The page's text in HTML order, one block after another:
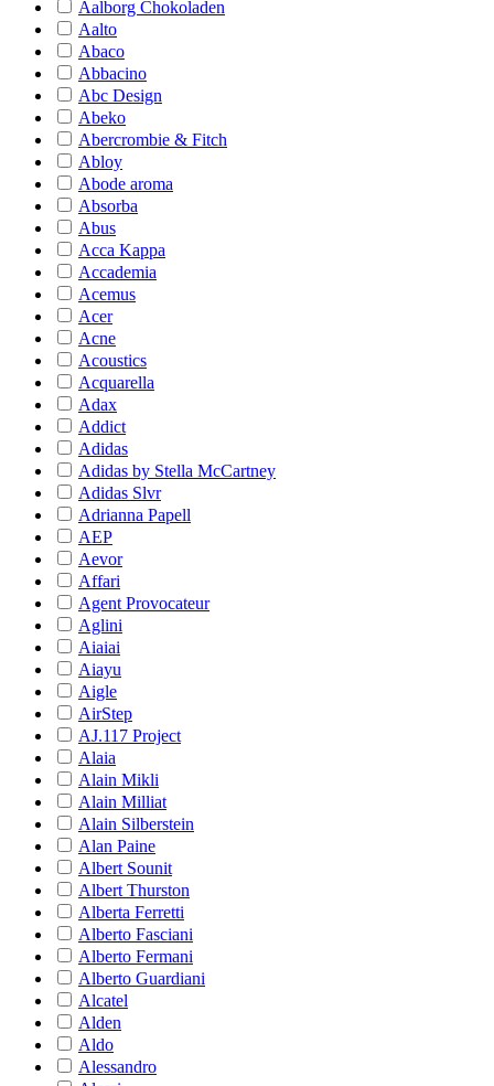
Aalborg Chokoladen
Aalto
Abaco
Abbacino
Abc Design
Abeko
Abercrombie & Fitch
Abloy
Abode aroma
Absorba
Abus
Acca Kappa
Accademia
Acemus
Acer
Acne
Acoustics
Acquarella
Adax
Addict
Adidas
Adidas by Stella McCartney
Adidas Slvr
Adrianna Papell
AEP
Aevor
Affari
Agent Provocateur
Aglini
Aiaiai
Aiayu
Aigle
AirStep
AJ.117 Project
Alaia
Alain Mikli
Alain Milliat
Alain Silberstein
Alan Paine
Albert Sounit
Albert Thurston
Alberta Ferretti
Alberto Fasciani
Alberto Fermani
Alberto Guardiani
Alcatel
Alden
Aldo
Alessandro